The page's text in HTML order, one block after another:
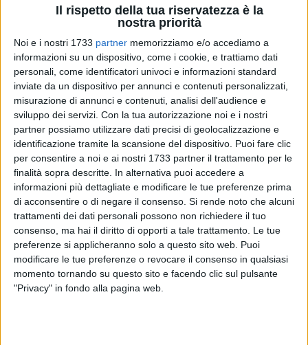
Il rispetto della tua riservatezza è la
nostra priorità
Noi e i nostri 1733 partner memorizziamo e/o accediamo a
informazioni su un dispositivo, come i cookie, e trattiamo dati
personali, come identificatori univoci e informazioni standard
inviate da un dispositivo per annunci e contenuti personalizzati,
misurazione di annunci e contenuti, analisi dell'audience e
sviluppo dei servizi. Con la tua autorizzazione noi e i nostri
partner possiamo utilizzare dati precisi di geolocalizzazione e
identificazione tramite la scansione del dispositivo. Puoi fare clic
per consentire a noi e ai nostri 1733 partner il trattamento per le
finalità sopra descritte. In alternativa puoi accedere a
informazioni più dettagliate e modificare le tue preferenze prima
di acconsentire o di negare il consenso. Si rende noto che alcuni
trattamenti dei dati personali possono non richiedere il tuo
consenso, ma hai il diritto di opporti a tale trattamento. Le tue
preferenze si applicheranno solo a questo sito web. Puoi
modificare le tue preferenze o revocare il consenso in qualsiasi
momento tornando su questo sito e facendo clic sul pulsante
"Privacy" in fondo alla pagina web.
12
Un servizio di trasporto nautico dedicato ai tifosi del Bari che
seguiranno la squadra in trasferta a Lentini, dove i
biancorossi affronteranno la Sicula Leonzio alle 17:30 di
domani per l'esordio in campionato. La società biancorossa
con una nota sul proprio sito ufficiale ha reso noto il
percorso con il traghetto suggerito ai supporters che
viaggeranno verso la Sicilia: